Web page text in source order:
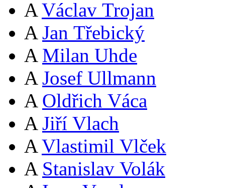
A Václav Trojan
A Jan Třebický
A Milan Uhde
A Josef Ullmann
A Oldřich Váca
A Jiří Vlach
A Vlastimil Vlček
A Stanislav Volák